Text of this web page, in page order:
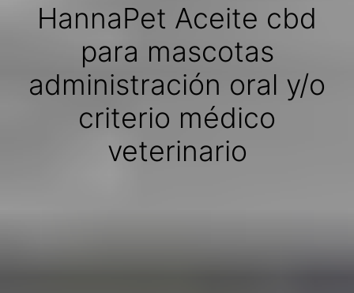
HannaPet Aceite cbd
para mascotas
administración oral y/o
criterio médico
veterinario